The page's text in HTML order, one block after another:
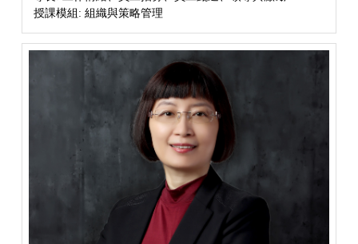
授課模組: 組織與策略管理